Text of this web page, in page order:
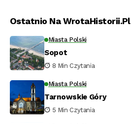
Ostatnio Na WrotaHistorii.pl
Miasta Polski
Sopot
8 Min Czytania
Miasta Polski
Tarnowskie Góry
5 Min Czytania